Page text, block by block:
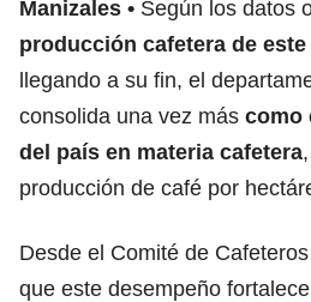
Manizales
Según los datos
producción cafetera de este
llegando a su fin, el
consolida una vez más como
del país en materia cafetera
producción de café por
Desde el Comité de
que este desempeño